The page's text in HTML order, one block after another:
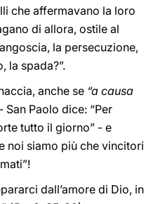
che affermavano la loro
di allora, ostile al
la persecuzione,
la spada?”.
anche se “a causa
Paolo dice: “Per
tutto il giorno” - e
noi siamo più che vincitori
dall’amore di Dio, in